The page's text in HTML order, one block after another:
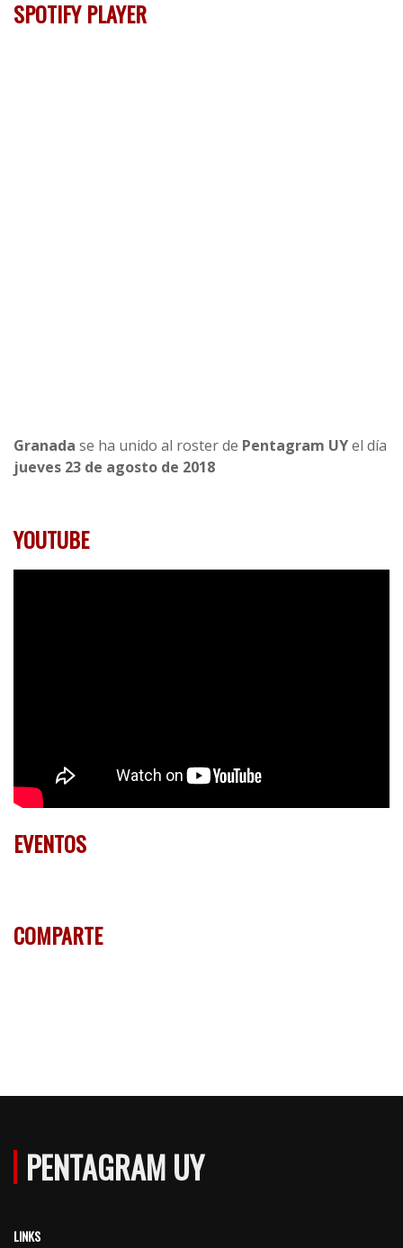
SPOTIFY PLAYER
Granada se ha unido al roster de Pentagram UYel día
jueves 23 de agosto de 2018
YOUTUBE
EVENTOS
COMPARTE
PENTAGRAM UY
LINKS